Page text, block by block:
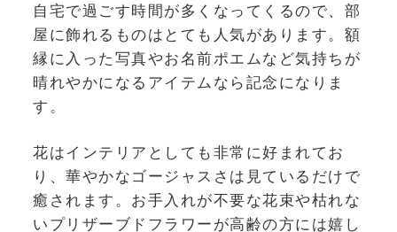
自宅で過ごす時間が多くなってくるので、部
屋に飾れるものはとても人気があります。額
縁に入った写真やお名前ポエムなど気持ちが
晴れやかになるアイテムなら記念になりま
す。
花はインテリアとしても非常に好まれてお
り、華やかなゴージャスさは見ているだけで
癒されます。お手入れが不要な花束や枯れな
いプリザーブドフラワーが高齢の方には嬉し